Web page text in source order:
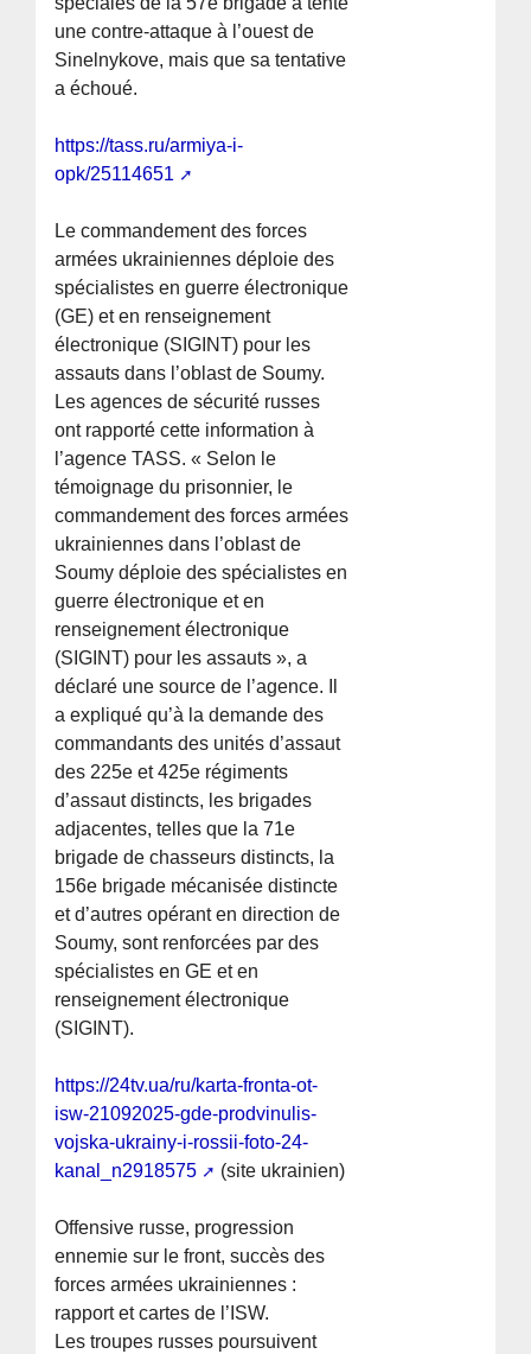
une contre-attaque à l’ouest de
Sinelnykove, mais que sa tentative
a échoué.
https://tass.ru/armiya-i-
opk/25114651
Le commandement des forces
armées ukrainiennes déploie des
spécialistes en guerre électronique
(GE) et en renseignement
électronique (SIGINT) pour les
assauts dans l’oblast de Soumy.
Les agences de sécurité russes
ont rapporté cette information à
l’agence TASS. « Selon le
témoignage du prisonnier, le
commandement des forces armées
ukrainiennes dans l’oblast de
Soumy déploie des spécialistes en
guerre électronique et en
renseignement électronique
(SIGINT) pour les assauts », a
déclaré une source de l’agence. Il
a expliqué qu’à la demande des
commandants des unités d’assaut
des 225e et 425e régiments
d’assaut distincts, les brigades
adjacentes, telles que la 71e
brigade de chasseurs distincts, la
156e brigade mécanisée distincte
et d’autres opérant en direction de
Soumy, sont renforcées par des
spécialistes en GE et en
renseignement électronique
(SIGINT).
https://24tv.ua/ru/karta-fronta-ot-
isw-21092025-gde-prodvinulis-
vojska-ukrainy-i-rossii-foto-24-
kanal_n2918575
(site ukrainien)
Offensive russe, progression
ennemie sur le front, succès des
forces armées ukrainiennes :
rapport et cartes de l’ISW.
Les troupes russes poursuivent